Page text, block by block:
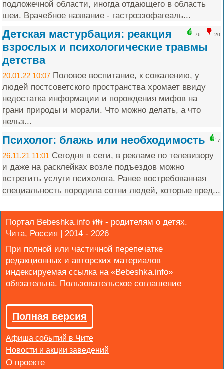
подложечной области, иногда отдающего в область
шеи. Врачебное название - гастроэзофагеаль...
76 20
Детская мастурбация: реакция
взрослых и психологические травмы
детства
20.01.22 10:07 Половое воспитание, к сожалению, у
людей постсоветского пространства хромает ввиду
недостатка информации и порождения мифов на
грани природы и морали. Что можно делать, а что
нельз...
7
Психолог: блажь или необходимость
26.11.21 11:01 Сегодня в сети, в рекламе по телевизору
и даже на расклейках возле подъездов можно
встретить услуги психолога. Ранее востребованная
специальность породила сотни людей, которые пред...
Портал Bebeshka.info 👪 - родителям о детях.
Чита, Россия | 2014 - 2026
При полной или частичной перепечатке
редакционных и авторских материалов
индексируемая ссылка на «Bebeshka.info»
обязательна.
Полная версия
Афиша событий в Чите
Новости и акции заведений